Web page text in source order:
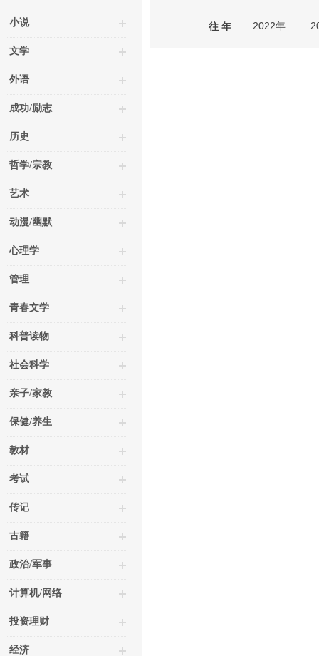
小说
文学
外语
成功/励志
历史
哲学/宗教
艺术
动漫/幽默
心理学
管理
青春文学
科普读物
社会科学
亲子/家教
保健/养生
教材
考试
传记
古籍
政治/军事
计算机/网络
投资理财
经济
往 年 2022年